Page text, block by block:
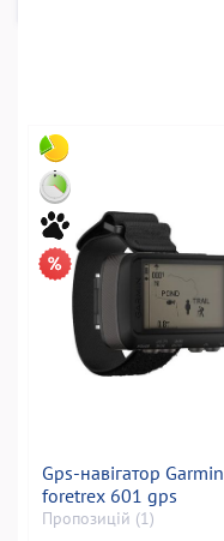
Gps-навігатор Garmin
foretrex 601 gps
Пропозицій (1)